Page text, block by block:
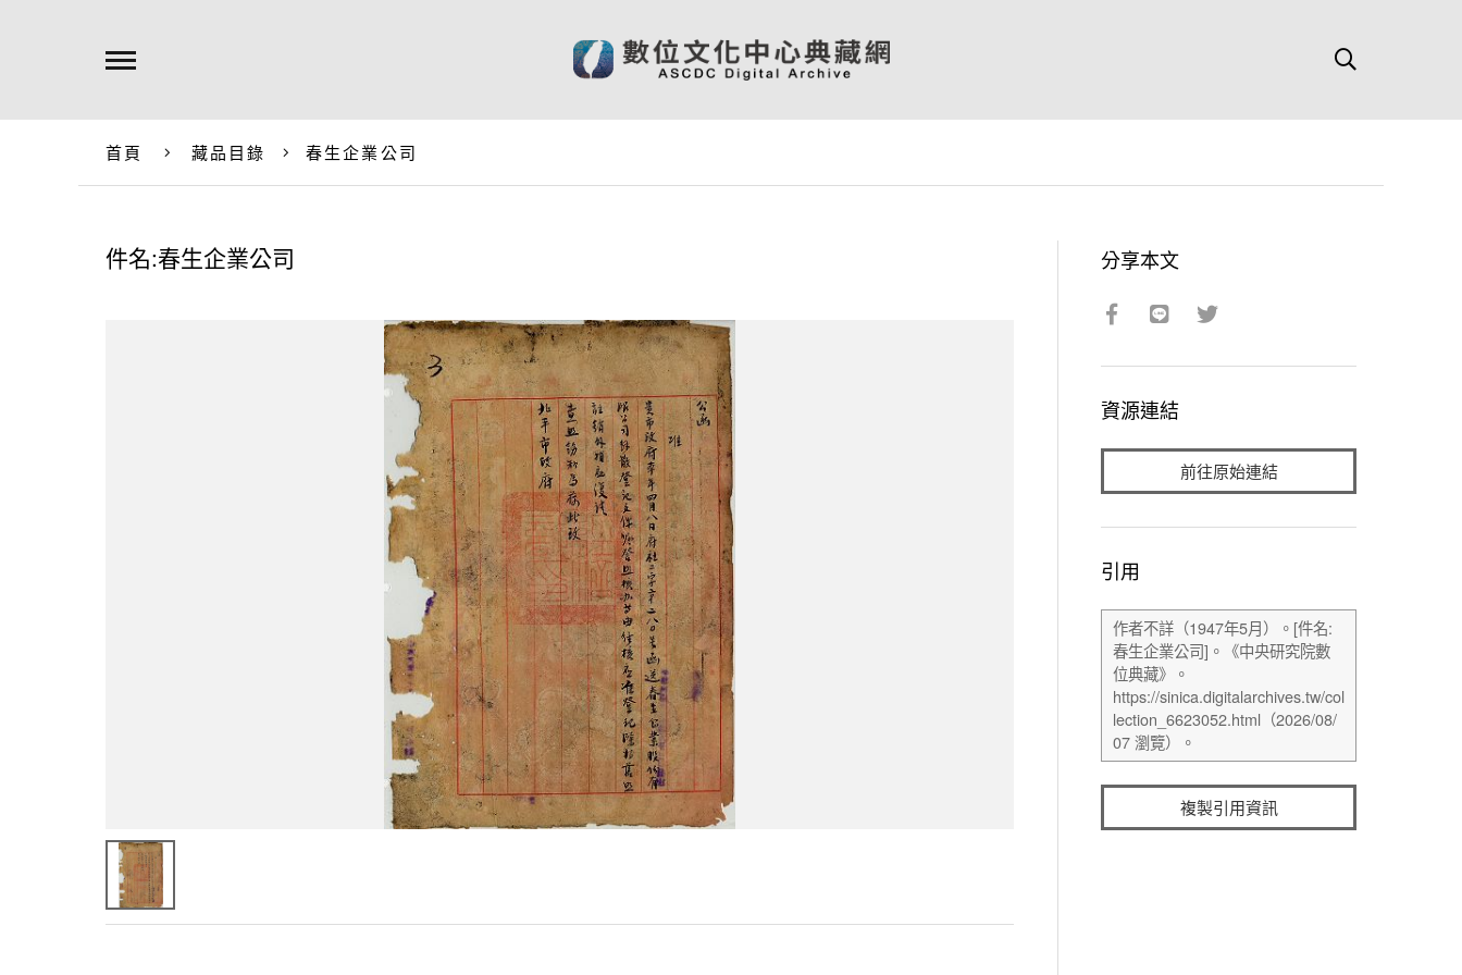
首頁 藏品目錄 春生企業公司
件名:春生企業公司 分享本文
資源連結
前往原始連結
引用
複製引用資訊